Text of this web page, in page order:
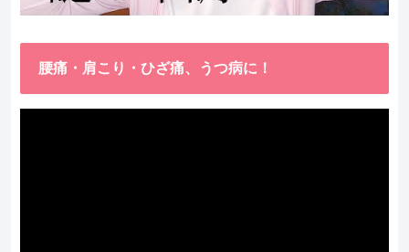
腰痛・肩こり・ひざ痛、うつ病に！